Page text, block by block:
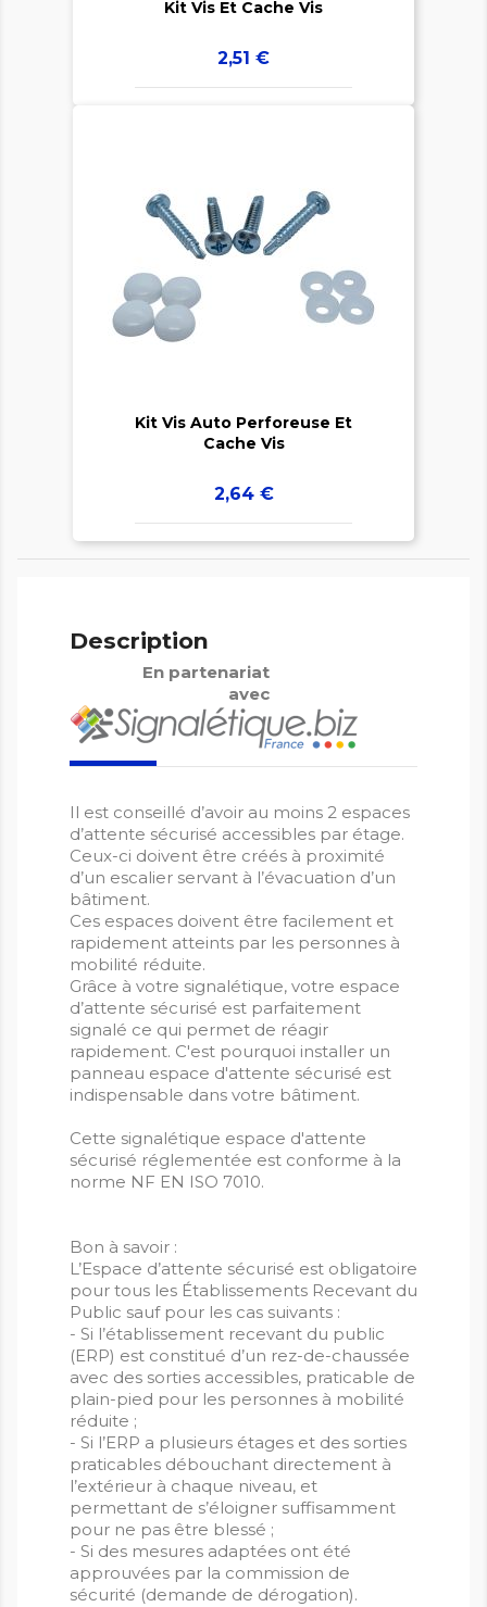
Kit Vis Et Cache Vis
Prix
2,51 €

Kit Vis Auto Perforeuse Et
Cache Vis
Prix
2,64 €
Description
En partenariat
avec
Il est conseillé d’avoir au moins 2 espaces
d’attente sécurisé accessibles par étage.
Ceux-ci doivent être créés à proximité
d’un escalier servant à l’évacuation d’un
bâtiment.
Ces espaces doivent être facilement et
rapidement atteints par les personnes à
mobilité réduite.
Grâce à votre signalétique, votre espace
d’attente sécurisé est parfaitement
signalé ce qui permet de réagir
rapidement. C'est pourquoi installer un
panneau espace d'attente sécurisé est
indispensable dans votre bâtiment.
Cette signalétique espace d'attente
sécurisé réglementée est conforme à la
norme NF EN ISO 7010.
Bon à savoir :
L’Espace d’attente sécurisé est obligatoire
pour tous les Établissements Recevant du
Public sauf pour les cas suivants :
- Si l’établissement recevant du public
(ERP) est constitué d’un rez-de-chaussée
avec des sorties accessibles, praticable de
plain-pied pour les personnes à mobilité
réduite ;
- Si l’ERP a plusieurs étages et des sorties
praticables débouchant directement à
l’extérieur à chaque niveau, et
permettant de s’éloigner suffisamment
pour ne pas être blessé ;
- Si des mesures adaptées ont été
approuvées par la commission de
sécurité (demande de dérogation).